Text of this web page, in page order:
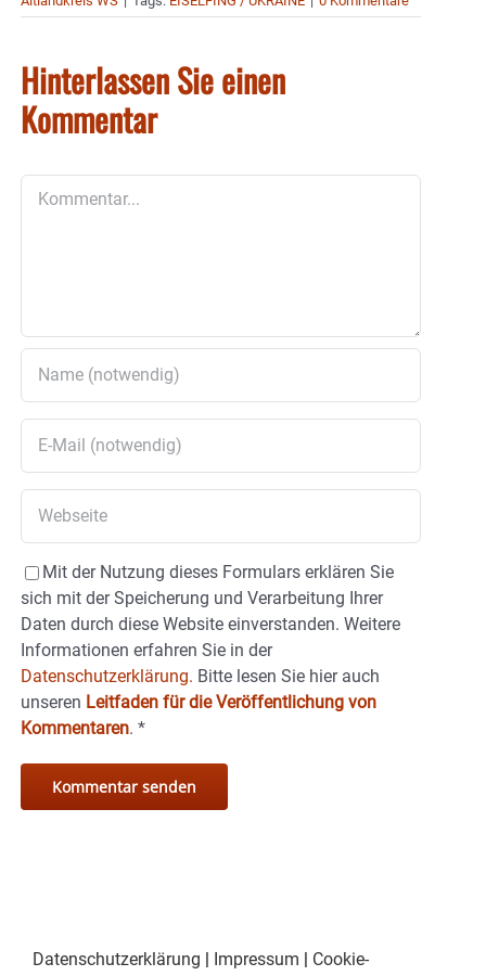
Hinterlassen Sie einen
Kommentar
Mit der Nutzung dieses Formulars erklären Sie
sich mit der Speicherung und Verarbeitung Ihrer
Daten durch diese Website einverstanden. Weitere
Informationen erfahren Sie in der
Datenschutzerklärung. Bitte lesen Sie hier auch
unseren Leitfaden für die Veröffentlichung von
Kommentaren. *
Datenschutzerklärung | Impressum | Cookie-